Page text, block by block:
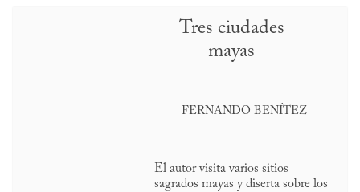
Tres ciudades
mayas
FERNANDO BENÍTEZ
El autor visita varios sitios
sagrados mayas y diserta sobre los